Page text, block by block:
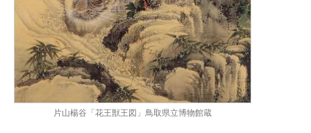
片山楊谷「花王獣王図」鳥取県立博物館蔵